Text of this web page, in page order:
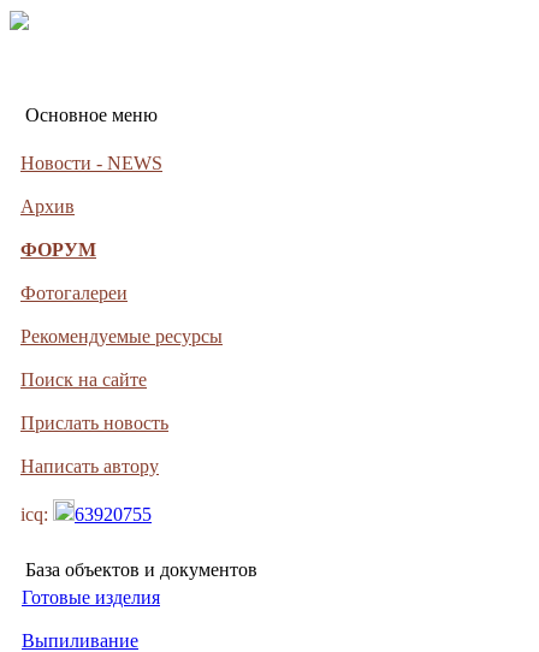
Основное меню
Новости - NEWS
Архив
ФОРУМ
Фотогалереи
Рекомендуемые ресурсы
Поиск на сайте
Прислать новость
Написать автору
icq: 63920755
База объектов и документов
Готовые изделия
Выпиливание